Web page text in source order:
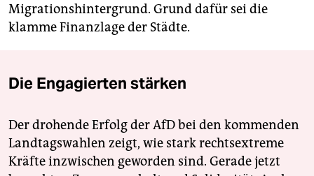
Migrationshintergrund. Grund dafür sei die
klamme Finanzlage der Städte.
Die Engagierten stärken
Der drohende Erfolg der AfD bei den kommenden
Landtagswahlen zeigt, wie stark rechtsextreme
Kräfte inzwischen geworden sind. Gerade jetzt